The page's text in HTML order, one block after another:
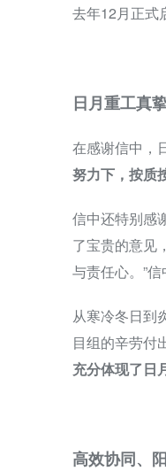
去年12月正式
日月重工真
在感谢信中，
努力下，按质
信中还特别感
了宝贵的意见
与责任心。”信
从寒冷冬日到
目组的辛劳付
充分体现了日
高效协同、